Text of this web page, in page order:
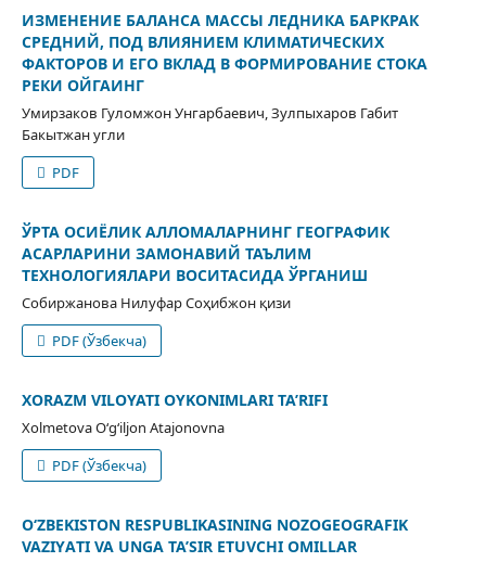
ИЗМЕНЕНИЕ БАЛАНСА МАССЫ ЛЕДНИКА БАРКРАК
СРЕДНИЙ, ПОД ВЛИЯНИЕМ КЛИМАТИЧЕСКИХ
ФАКТОРОВ И ЕГО ВКЛАД В ФОРМИРОВАНИЕ СТОКА
РЕКИ ОЙГАИНГ
Умирзаков Гуломжон Унгарбаевич, Зулпыхаров Габит
Бакытжан угли
PDF
ЎРТА ОСИЁЛИК АЛЛОМАЛАРНИНГ ГЕОГРАФИК
АСАРЛАРИНИ ЗАМОНАВИЙ ТАЪЛИМ
ТЕХНОЛОГИЯЛАРИ ВОСИТАСИДА ЎРГАНИШ
Собиржанова Нилуфар Соҳибжон қизи
PDF (Ўзбекча)
XORAZM VILOYATI OYKONIMLARI TA’RIFI
Xolmetova O‘g‘iljon Atajonovna
PDF (Ўзбекча)
O‘ZBEKISTON RESPUBLIKASINING NOZOGEOGRAFIK
VAZIYАTI VA UNGA TA’SIR ETUVCHI OMILLAR